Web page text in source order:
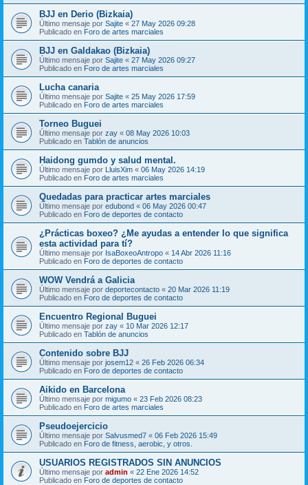
BJJ en Derio (Bizkaia)
Último mensaje por Sajite « 27 May 2026 09:28
Publicado en Foro de artes marciales
BJJ en Galdakao (Bizkaia)
Último mensaje por Sajite « 27 May 2026 09:27
Publicado en Foro de artes marciales
Lucha canaria
Último mensaje por Sajite « 25 May 2026 17:59
Publicado en Foro de artes marciales
Torneo Buguei
Último mensaje por zay « 08 May 2026 10:03
Publicado en Tablón de anuncios
Haidong gumdo y salud mental.
Último mensaje por LluisXim « 06 May 2026 14:19
Publicado en Foro de artes marciales
Quedadas para practicar artes marciales
Último mensaje por edubond « 06 May 2026 00:47
Publicado en Foro de deportes de contacto
¿Prácticas boxeo? ¿Me ayudas a entender lo que significa
esta actividad para tí?
Último mensaje por IsaBoxeoAntropo « 14 Abr 2026 11:16
Publicado en Foro de deportes de contacto
WOW Vendrá a Galicia
Último mensaje por deportecontacto « 20 Mar 2026 11:19
Publicado en Foro de deportes de contacto
Encuentro Regional Buguei
Último mensaje por zay « 10 Mar 2026 12:17
Publicado en Tablón de anuncios
Contenido sobre BJJ
Último mensaje por josem12 « 26 Feb 2026 06:34
Publicado en Foro de deportes de contacto
Aikido en Barcelona
Último mensaje por migumo « 23 Feb 2026 08:23
Publicado en Foro de artes marciales
Pseudoejercicio
Último mensaje por Salvusmed7 « 06 Feb 2026 15:49
Publicado en Foro de fitness, aerobic, y otros.
USUARIOS REGISTRADOS SIN ANUNCIOS
Último mensaje por admin « 22 Ene 2026 14:52
Publicado en Foro de deportes de contacto